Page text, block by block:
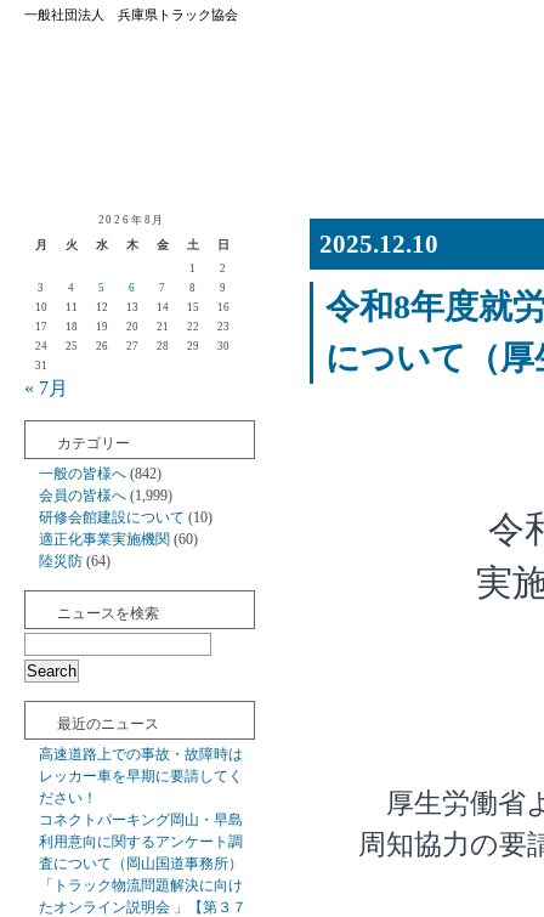
一般社団法人 兵庫県トラック協会
2026年8月
月 火 水 木 金 土 日
1
2
3
4 5 6 7 8
9
10
11 12 13 14 15
16
17
18 19 20 21 22
23
24
25 26 27 28 29
30
31
« 7月
カテゴリー
一般の皆様へ (842)
会員の皆様へ (1,999)
研修会館建設について (10)
適正化事業実施機関 (60)
陸災防 (64)
ニュースを検索
最近のニュース
高速道路上での事故・故障時は
レッカー車を早期に要請してく
ださい！
コネクトパーキング岡山・早島
利用意向に関するアンケート調
査について（岡山国道事務所）
「トラック物流問題解決に向け
たオンライン説明会 」【第３７
2025.12.10
令和8年度就
について（厚
令
実
厚生労働省
周知協力の要